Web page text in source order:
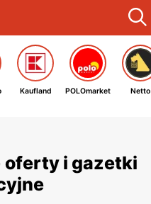
Kaufland POLOmarket Netto
oferty i gazetki